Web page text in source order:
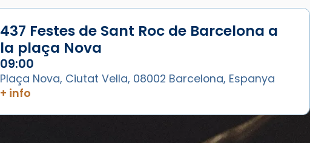
437 Festes de Sant Roc de Barcelona a
la plaça Nova
09:00
Plaça Nova, Ciutat Vella, 08002 Barcelona, Espanya
+ info